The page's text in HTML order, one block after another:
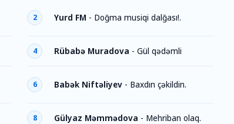
2 Yurd FM - Doğma musiqi dalğası!.
4 Rübabə Muradova - Gül qədəmli
6 Babək Niftəliyev - Baxdın çəkildin.
8 Gülyaz Məmmədova - Mehriban olaq.